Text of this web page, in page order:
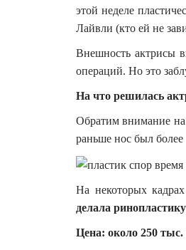
этой неделе
Лайвли (кто ей не
Внешность актрисы
операций. Но это
На что решилась
Обратим внимание
раньше нос был
На некоторых
делала
Цена: около 250 тыс.